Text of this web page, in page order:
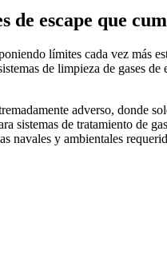
de escape que
límites cada vez más
de limpieza de gases
adverso, donde
sistemas de tratamiento de
navales y ambientales